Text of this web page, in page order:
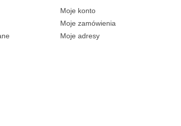
Moje konto
Moje zamówienia
Moje adresy